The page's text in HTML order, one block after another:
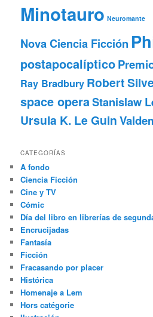
Minotauro Neuromante
Nova Ciencia Ficción
postapocalíptico
Ray Bradbury Robert
space operaStanislaw
Ursula K. Le Guin
CATEGORÍAS
A fondo
Ciencia Ficción
Cine y TV
Cómic
Día del libro en librerías de
Encrucijadas
Fantasía
Ficción
Fracasando por placer
Histórica
Homenaje a Lem
Hors catégorie